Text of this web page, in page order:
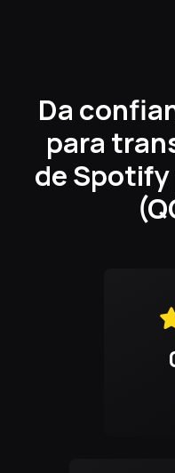
Da
para
de Spotify